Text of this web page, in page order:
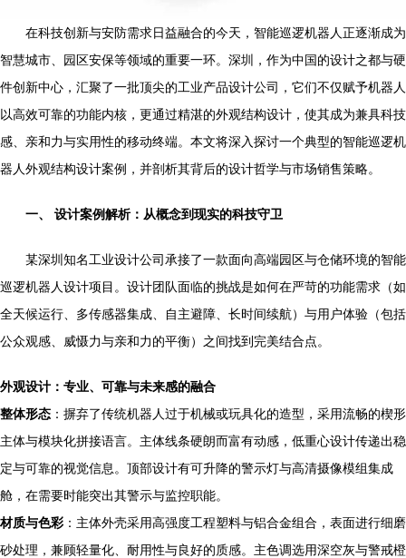
在科技创新与安防需求日益融合的今天，智能巡逻机器人正逐渐成为
智慧城市、园区安保等领域的重要一环。深圳，作为中国的设计之都与硬
件创新中心，汇聚了一批顶尖的工业产品设计公司，它们不仅赋予机器人
以高效可靠的功能内核，更通过精湛的外观结构设计，使其成为兼具科技
感、亲和力与实用性的移动终端。本文将深入探讨一个典型的智能巡逻机
器人外观结构设计案例，并剖析其背后的设计哲学与市场销售策略。
一、 设计案例解析：从概念到现实的科技守卫
某深圳知名工业设计公司承接了一款面向高端园区与仓储环境的智能
巡逻机器人设计项目。设计团队面临的挑战是如何在严苛的功能需求（如
全天候运行、多传感器集成、自主避障、长时间续航）与用户体验（包括
公众观感、威慑力与亲和力的平衡）之间找到完美结合点。
外观设计：专业、可靠与未来感的融合
整体形态 ：摒弃了传统机器人过于机械或玩具化的造型，采用流畅的楔形
主体与模块化拼接语言。主体线条硬朗而富有动感，低重心设计传递出稳
定与可靠的视觉信息。顶部设计有可升降的警示灯与高清摄像模组集成
舱，在需要时能突出其警示与监控职能。
材质与色彩 ：主体外壳采用高强度工程塑料与铝合金组合，表面进行细磨
砂处理，兼顾轻量化、耐用性与良好的质感。主色调选用深空灰与警戒橙